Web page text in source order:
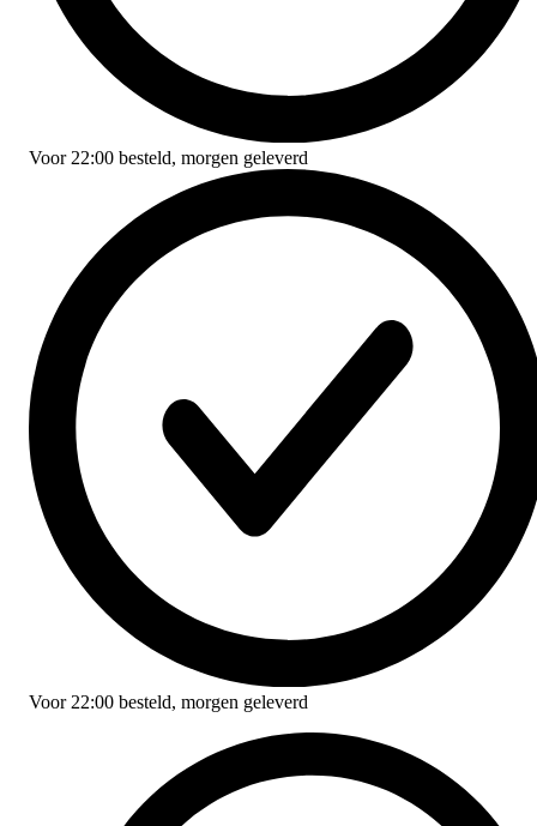
Voor 22:00 besteld, morgen geleverd
Voor 22:00 besteld, morgen geleverd